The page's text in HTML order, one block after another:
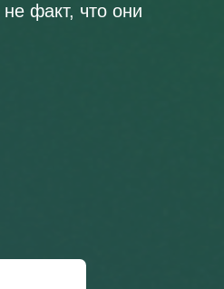
факт, что они